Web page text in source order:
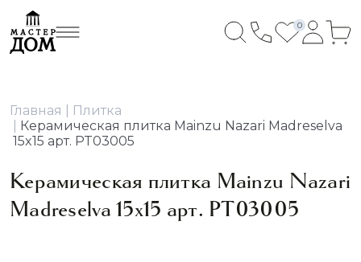
0
Главная
Плитка
Керамическая плитка Mainzu Nazari Madreselva
15x15 арт. PT03005
Керамическая плитка Mainzu Nazari
Madreselva 15x15 арт. PT03005